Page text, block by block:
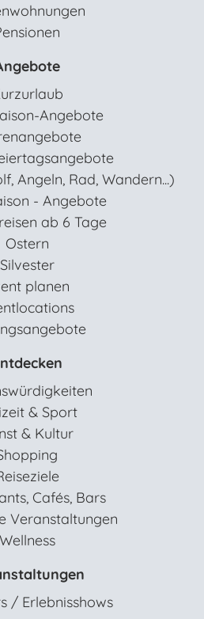
Angebote
Angeln, Rad, Wandern...)
- Angebote
ab 6 Tage
Ostern
Silvester
planen
& Sport
& Kultur
Cafés, Bars
Veranstaltungen
Wellness
/ Erlebnisshows